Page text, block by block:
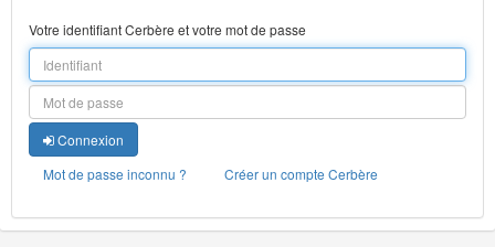
Votre identifiant Cerbère et votre mot de passe
Connexion
Mot de passe inconnu ?
Créer un compte Cerbère